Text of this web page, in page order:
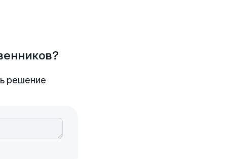
решение